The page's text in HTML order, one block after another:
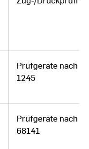
Prüfgeräte nach
1245
Prüfgeräte nach
68141